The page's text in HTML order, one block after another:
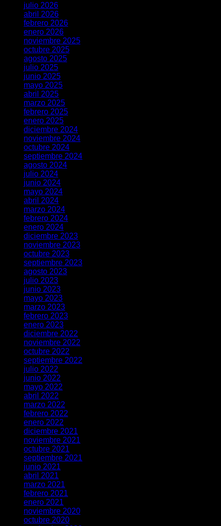
julio 2026
abril 2026
febrero 2026
enero 2026
noviembre 2025
octubre 2025
agosto 2025
julio 2025
junio 2025
mayo 2025
abril 2025
marzo 2025
febrero 2025
enero 2025
diciembre 2024
noviembre 2024
octubre 2024
septiembre 2024
agosto 2024
julio 2024
junio 2024
mayo 2024
abril 2024
marzo 2024
febrero 2024
enero 2024
diciembre 2023
noviembre 2023
octubre 2023
septiembre 2023
agosto 2023
julio 2023
junio 2023
mayo 2023
marzo 2023
febrero 2023
enero 2023
diciembre 2022
noviembre 2022
octubre 2022
septiembre 2022
julio 2022
junio 2022
mayo 2022
abril 2022
marzo 2022
febrero 2022
enero 2022
diciembre 2021
noviembre 2021
octubre 2021
septiembre 2021
junio 2021
abril 2021
marzo 2021
febrero 2021
enero 2021
noviembre 2020
octubre 2020